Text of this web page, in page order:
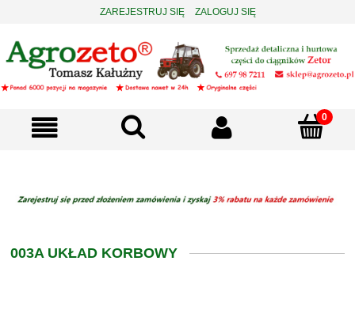
ZAREJESTRUJ SIĘ ZALOGUJ SIĘ
003A UKŁAD KORBOWY